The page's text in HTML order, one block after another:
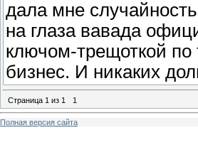
дала мне
на глаза вавада
ключом-трещоткой
бизнес. И никаких
Страница 1 из 1 1
Полная версия сайта